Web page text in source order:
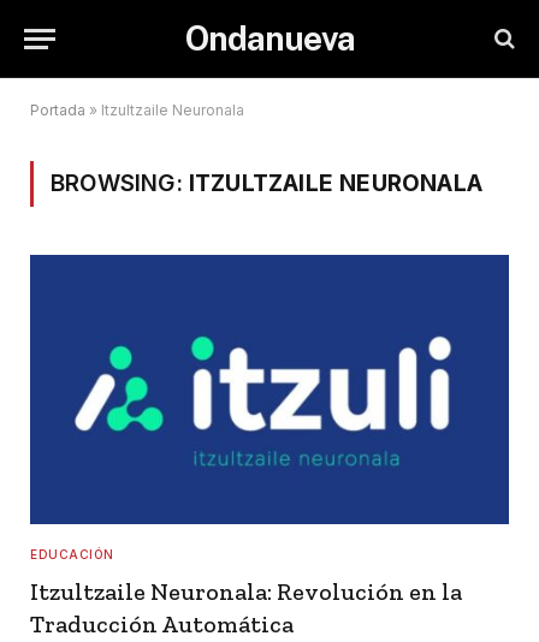
Ondanueva
Portada » Itzultzaile Neuronala
BROWSING: ITZULTZAILE NEURONALA
EDUCACIÓN
Itzultzaile Neuronala: Revolución en la
Traducción Automática